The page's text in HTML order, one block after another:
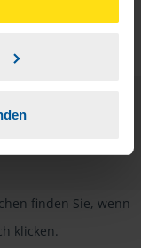
und
finden Sie, wenn
klicken.